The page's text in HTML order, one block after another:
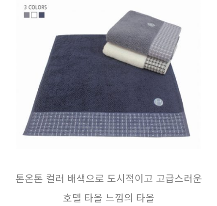
톤온톤 컬러 배색으로 도시적이고 고급스러운
호텔 타올 느낌의 타올